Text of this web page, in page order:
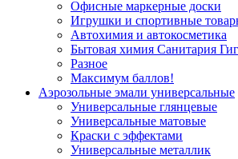
Офисные маркерные доски
Игрушки и спортивные
Автохимия и автокосметика
Бытовая химия Санитария
Разное
Максимум баллов!
Аэрозольные эмали универсальные
Универсальные глянцевые
Универсальные матовые
Краски с эффектами
Универсальные металлик